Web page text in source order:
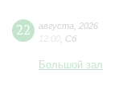
22 августа
2026
12:00 Сб
Большой зал